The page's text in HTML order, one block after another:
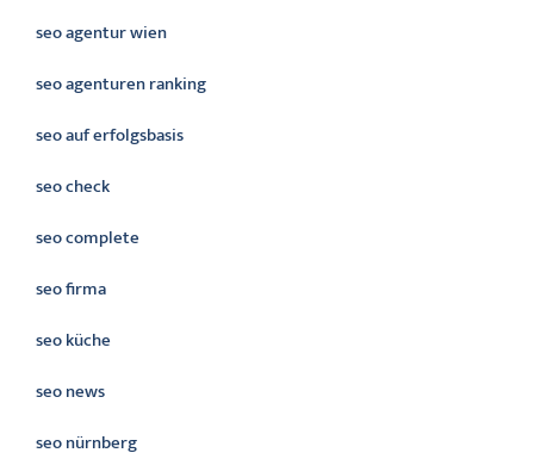
seo agentur wien
seo agenturen ranking
seo auf erfolgsbasis
seo check
seo complete
seo firma
seo küche
seo news
seo nürnberg